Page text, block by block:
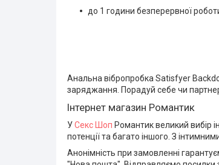
до 1 години безперервної
Анальна вібропробка Satisfyer
заряджання. Порадуй себе чи
Інтернет магазин Романтик
УСекс Шоп Романтик великий вибір
потенції та багато іншого. З
Анонімність при замовленні